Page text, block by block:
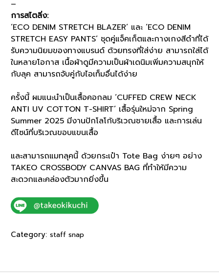
–
การสไตลิ่ง:
‘ECO DENIM STRETCH BLAZER’ และ ‘ECO DENIM
STRETCH EASY PANTS’ ชุดคู่แจ็คเก็ตและกางเกงสีดำที่ได้
รับความนิยมของทางแบรนด์ ด้วยทรงที่ใส่ง่าย สามารถใส่ได้
ในหลายโอกาส เนื้อผ้าดูมีความเป็นผ้าเดนิมเพิ่มความสนุกให้
กับลุค สามารถจับคู่กับไอเท็มอื่นได้ง่าย
ครั้งนี้ ผมแนะนำเป็นเสื้อคอกลม ‘CUFFED CREW NECK
ANTI UV COTTON T-SHIRT’ เสื้อรุ่นใหม่จาก Spring
Summer 2025 มีงานปักโลโก้บริเวณชายเสื้อ และการเล่น
ดีไซน์ที่บริเวณขอบแขนเสื้อ
และสามารถแมทลุคนี้ ด้วยกระเป๋า Tote Bag ง่ายๆ อย่าง
TAKEO CROSSBODY CANVAS BAG ที่ทำให้มีความ
สะดวกและคล่องตัวมากยิ่งขึ้น
Category: staff snap